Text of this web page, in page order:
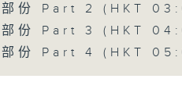
部份 Part 2 (HKT
部份 Part 3 (HKT
部份 Part 4 (HKT